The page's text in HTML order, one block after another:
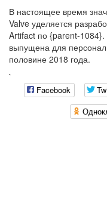
В настоящее время
Valve уделяется
Artifact по {parent-
выпущена для
половине 2018 года.
`
Facebook